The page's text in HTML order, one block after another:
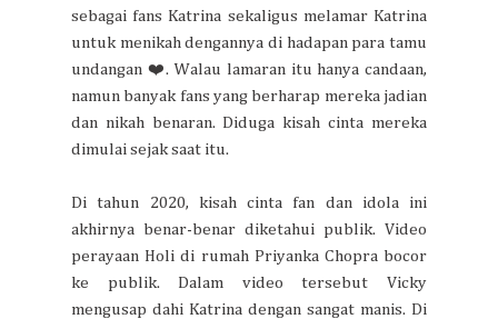
sebagai fans Katrina sekaligus melamar Katrina
untuk menikah dengannya di hadapan para tamu
undangan ❤️. Walau lamaran itu hanya candaan,
namun banyak fans yang berharap mereka jadian
dan nikah benaran. Diduga kisah cinta mereka
dimulai sejak saat itu.
Di tahun 2020, kisah cinta fan dan idola ini
akhirnya benar-benar diketahui publik. Video
perayaan Holi di rumah Priyanka Chopra bocor
ke publik. Dalam video tersebut Vicky
mengusap dahi Katrina dengan sangat manis. Di